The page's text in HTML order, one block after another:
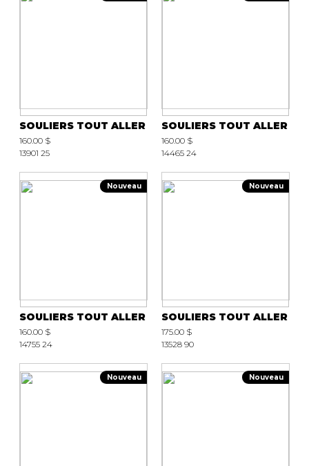
SOULIERS TOUT ALLER
160.00 $
13901 25
SOULIERS TOUT ALLER
160.00 $
14465 24
Nouveau
SOULIERS TOUT ALLER
160.00 $
14755 24
Nouveau
SOULIERS TOUT ALLER
175.00 $
13528 90
Nouveau Nouveau